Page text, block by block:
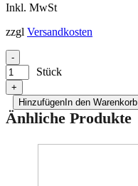
Inkl. MwSt
zzgl Versandkosten
-
Stück
+
HinzufügenIn den Warenkorb
Änhliche Produkte